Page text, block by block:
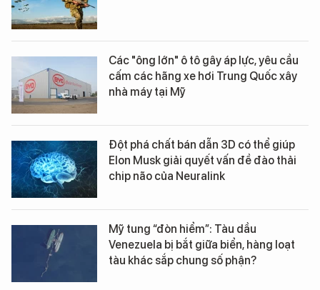
Các "ông lớn" ô tô gây áp lực, yêu cầu
cấm các hãng xe hơi Trung Quốc xây
nhà máy tại Mỹ
Đột phá chất bán dẫn 3D có thể giúp
Elon Musk giải quyết vấn đề đào thải
chip não của Neuralink
Mỹ tung “đòn hiểm”: Tàu dầu
Venezuela bị bắt giữa biển, hàng loạt
tàu khác sắp chung số phận?